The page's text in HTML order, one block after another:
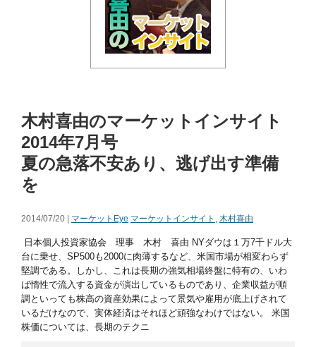
木村喜由のマーケットインサイト
2014年7月号
夏の急落不安あり、逃げ出す準備
を
2014/07/20 | マーケットEye マーケットインサイト , 木村喜由
日本個人投資家協会 理事 木村 喜由 NYダウは１万7千ドル大
台に乗せ、SP500も2000に肉薄するなど、米国市場が相変わらず
堅調である。しかし、これは長期の強気相場終盤に特有の、いわ
ば惰性で流入する資金が演出しているものであり、企業収益が順
調といっても株高の資産効果によって景気や雇用が底上げされて
いるだけなので、実体経済はそれほど頑強なわけではない。 米国
株価については、長期のテクニ